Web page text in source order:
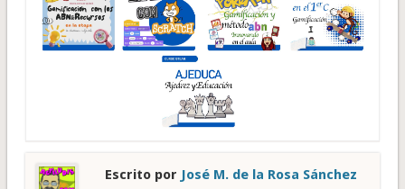
Escrito por José M. de la Rosa Sánchez